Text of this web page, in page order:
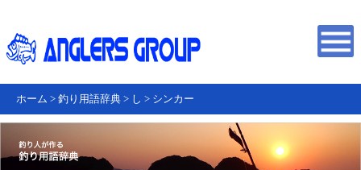
ホーム > 釣り用語辞典 > し > シンカー